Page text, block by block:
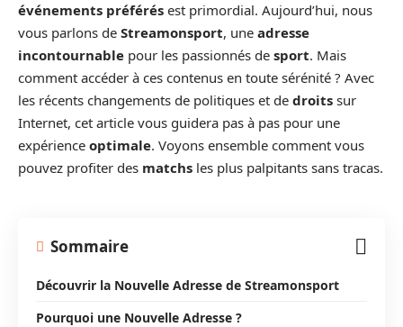
événements préférés est primordial. Aujourd’hui, nous
vous parlons de Streamonsport, une adresse
incontournable pour les passionnés de sport. Mais
comment accéder à ces contenus en toute sérénité ? Avec
les récents changements de politiques et de droits sur
Internet, cet article vous guidera pas à pas pour une
expérience optimale. Voyons ensemble comment vous
pouvez profiter des matchs les plus palpitants sans tracas.
Sommaire
Découvrir la Nouvelle Adresse de Streamonsport
Pourquoi une Nouvelle Adresse ?